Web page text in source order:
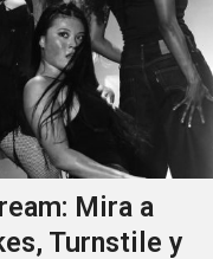
Mira a
Turnstile y